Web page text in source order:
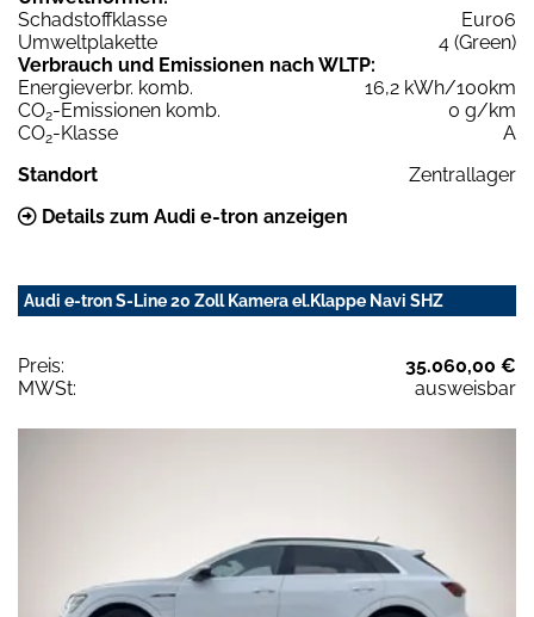
Schadstoffklasse
Euro6
Umweltplakette
4 (Green)
Verbrauch und Emissionen nach WLTP:
Energieverbr. komb.
16,2 kWh/100km
CO2-Emissionen komb.
0 g/km
CO2-Klasse
A
Standort
Zentrallager
Details zum Audi e-tron anzeigen
Audi e-tron S-Line 20 Zoll Kamera el.Klappe Navi SHZ
Preis:
35.060,00 €
MWSt:
ausweisbar